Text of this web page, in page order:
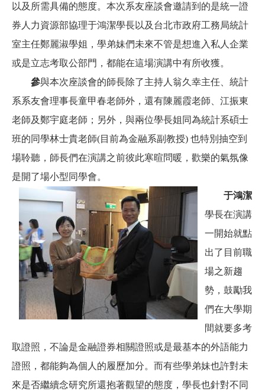
以及所需具備的態度。本次系友座談會邀請到的是統一證
券人力資源部協理于鴻潔學長以及台北市政府工務局統計
室主任鄭麗淑學姐，學弟妹們未來不管是想進入私人企業
或是立志考取公部門，都能在這場演講中有所收獲。
參與本次座談會的師長除了主持人翁久幸主任、統計
系系友會理事長童甲春老師外，還有陳麗霞老師、江振東
老師及鄭宇庭老師；另外，與兩位學長姐同為統計系碩士
班的同學林士貴老師(目前為金融系副教授) 也特別抽空到
場聆聽，師長們在演講之前彼此寒暄問暖，歡樂的氣氛像
是開了場小型同學會。
于鴻潔
學長在演講
一開始就點
出了目前職
場之新趨
勢，鼓勵我
們在大學期
間就要多考
取證照，不論是金融證券相關證照或是最基本的外語能力
證照，都能夠為個人的履歷加分。而有些學弟妹也許對未
來是否繼續念研究所還抱著觀望的態度，學長也針對不同